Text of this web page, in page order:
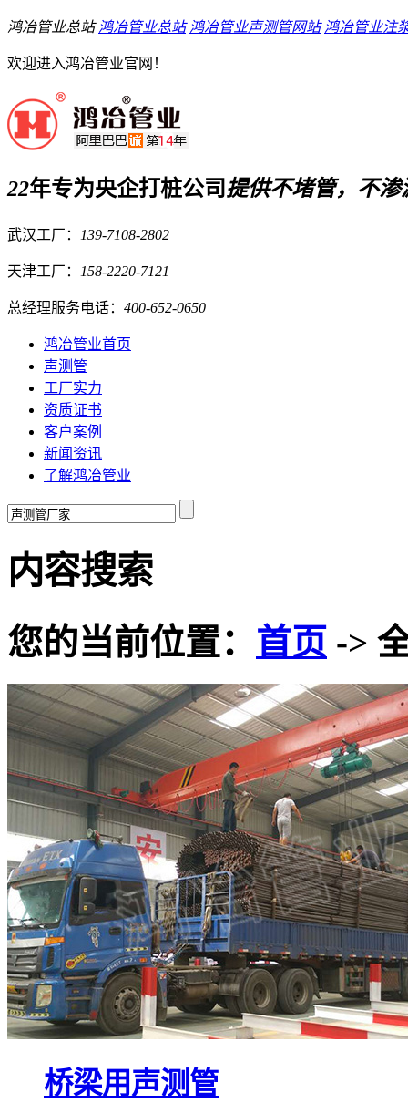
鸿冶管业总站 鸿冶管业总站 鸿冶管业声测管网站 鸿冶管业注
欢迎进入鸿冶管业官网！
22年专为央企打桩公司 提供不堵管，不渗
武汉工厂： 139-7108-2802
天津工厂： 158-2220-7121
总经理服务电话： 400-652-0650
鸿冶管业首页
声测管
工厂实力
资质证书
客户案例
新闻资讯
了解鸿冶管业
内容搜索
您的当前位置： 首页 ->
桥梁用声测管